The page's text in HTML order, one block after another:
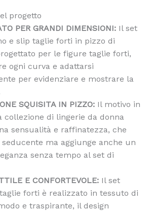
progetto
PER GRANDI DIMENSIONI: Il set
e slip taglie forti in pizzo di
per le figure taglie forti,
ogni curva e adattarsi
per evidenziare e mostrare la
SQUISITA IN PIZZO: Il motivo in
collezione di lingerie da donna
sensualità e raffinatezza, che
seducente ma aggiunge anche un
senza tempo al set di
E CONFORTEVOLE: Il set
forti è realizzato in tessuto di
e traspirante, il design